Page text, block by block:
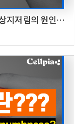
지저림의 원인인
of